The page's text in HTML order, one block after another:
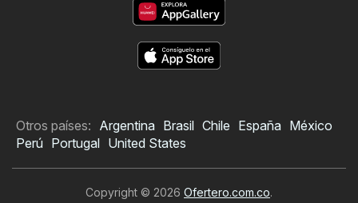
Otros países: Argentina Brasil Chile España México
Perú Portugal United States
Copyright © 2026 Ofertero.com.co.